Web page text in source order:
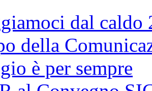
dal caldo
della
è per sempre